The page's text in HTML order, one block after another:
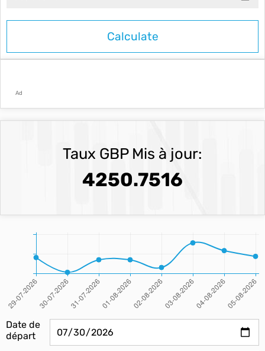
Ad
Taux GBP Mis à jour:
4250.7516
Date de
départ